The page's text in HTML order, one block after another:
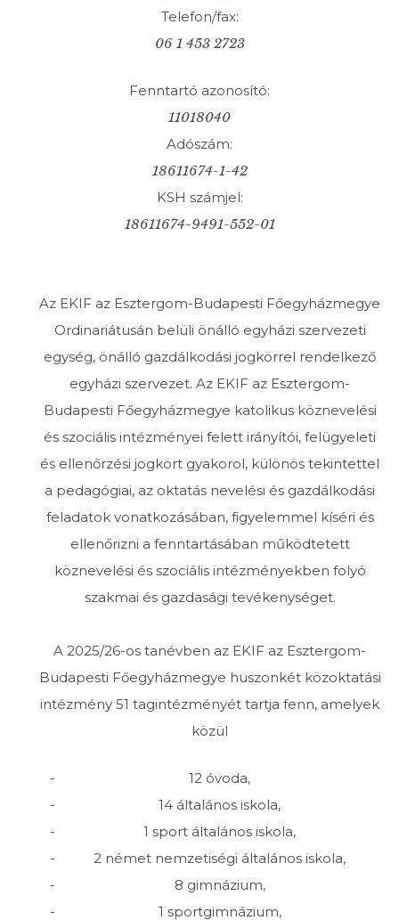
Telefon/fax:
06 1 453 2723
Fenntartó azonosító:
11018040
Adószám:
18611674-1-42
KSH számjel:
18611674-9491-552-01
Az EKIF az Esztergom-Budapesti Főegyházmegye
Ordinariátusán belüli önálló egyházi szervezeti
egység, önálló gazdálkodási jogkörrel rendelkező
egyházi szervezet. Az EKIF az Esztergom-
Budapesti Főegyházmegye katolikus köznevelési
és szociális intézményei felett irányítói, felügyeleti
és ellenőrzési jogkört gyakorol, különös tekintettel
a pedagógiai, az oktatás­ nevelési és gazdálkodási
feladatok vonatkozásában, figyelemmel kíséri és
ellenőrizni a fenntartásában működtetett
köznevelési és szociális intézményekben folyó
szakmai és gazdasági tevékenységet.
A 2025/26-os tanévben az EKIF az Esztergom-
Budapesti Főegyházmegye huszonkét közoktatási
intézmény 51 tagintézményét tartja fenn, amelyek
közül
12 óvoda,
14 általános iskola,
1 sport általános iskola,
2 német nemzetiségi általános iskola,
8 gimnázium,
1 sportgimnázium,